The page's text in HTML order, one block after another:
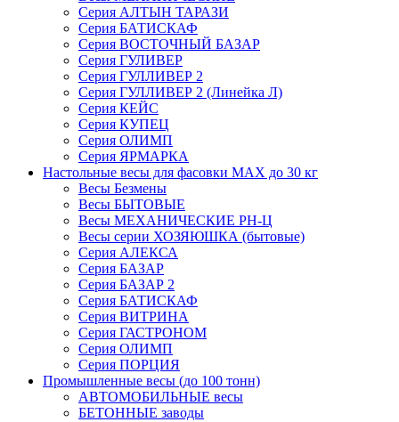
Серия АЛТЫН ТАРАЗИ
Серия БАТИСКАФ
Серия ВОСТОЧНЫЙ БАЗАР
Серия ГУЛИВЕР
Серия ГУЛЛИВЕР 2
Серия ГУЛЛИВЕР 2 (Линейка Л)
Серия КЕЙС
Серия КУПЕЦ
Серия ОЛИМП
Серия ЯРМАРКА
Настольные весы для фасовки MAX до 30 кг
Весы Безмены
Весы БЫТОВЫЕ
Весы МЕХАНИЧЕСКИЕ РН-Ц
Весы серии ХОЗЯЮШКА (бытовые)
Серия АЛЕКСА
Серия БАЗАР
Серия БАЗАР 2
Серия БАТИСКАФ
Серия ВИТРИНА
Серия ГАСТРОНОМ
Серия ОЛИМП
Серия ПОРЦИЯ
Промышленные весы (до 100 тонн)
АВТОМОБИЛЬНЫЕ весы
БЕТОННЫЕ заводы